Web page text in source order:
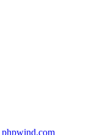
phpwind.com